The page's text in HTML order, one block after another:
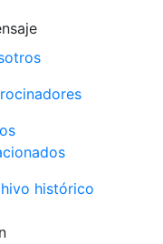
histórico